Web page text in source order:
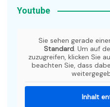
Youtube
Sie sehen gerade
Standard. Um auf
zuzugreifen, klicken Sie
beachten Sie, dass
Inhalt